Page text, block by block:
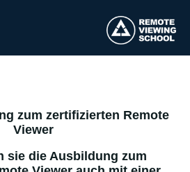
zum zertifizierten Remote
Viewer
sie die Ausbildung zum